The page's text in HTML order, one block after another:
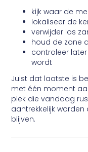
kijk waar de
lokaliseer de
verwijder los
houd de zone
controleer
wordt
Juist dat laatste is
met één moment
plek die vandaag
aantrekkelijk
blijven.